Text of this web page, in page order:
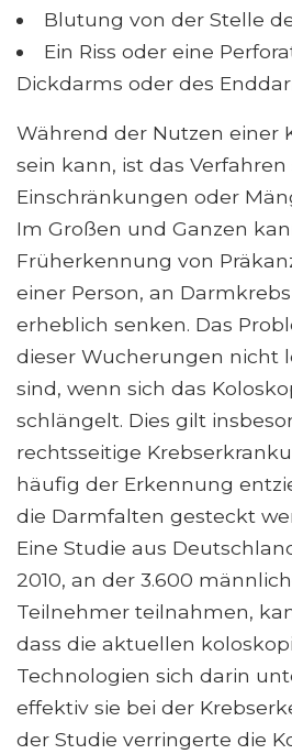
Blutung von der Stelle
Ein Riss oder eine
Dickdarms oder des
Während der Nutzen einer
sein kann, ist das
Einschränkungen oder
Im Großen und Ganzen
Früherkennung von
einer Person, an
erheblich senken. Das
dieser Wucherungen nicht
sind, wenn sich das
schlängelt. Dies gilt
rechtsseitige
häufig der Erkennung
die Darmfalten gesteckt
Eine Studie aus
2010, an der 3.600
Teilnehmer teilnahmen,
dass die aktuellen
Technologien sich darin
effektiv sie bei der
der Studie verringerte die